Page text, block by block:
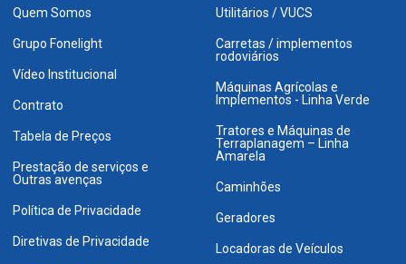
Quem Somos
Grupo Fonelight
Vídeo Institucional
Contrato
Tabela de Preços
Prestação de serviços e
Outras avenças
Política de Privacidade
Diretivas de Privacidade
Utilitários / VUCS
Carretas / implementos
rodoviários
Máquinas Agrícolas e
Implementos - Linha Verde
Tratores e Máquinas de
Terraplanagem – Linha
Amarela
Caminhões
Geradores
Locadoras de Veículos